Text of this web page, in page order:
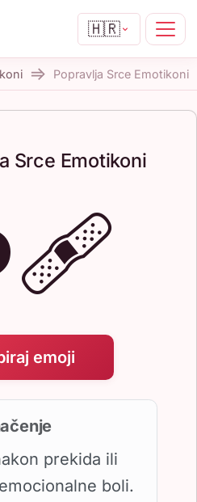
🇭🇷
Popravlja Srce Emotikoni
Srce Emotikoni
emoji
prekida ili
boli.